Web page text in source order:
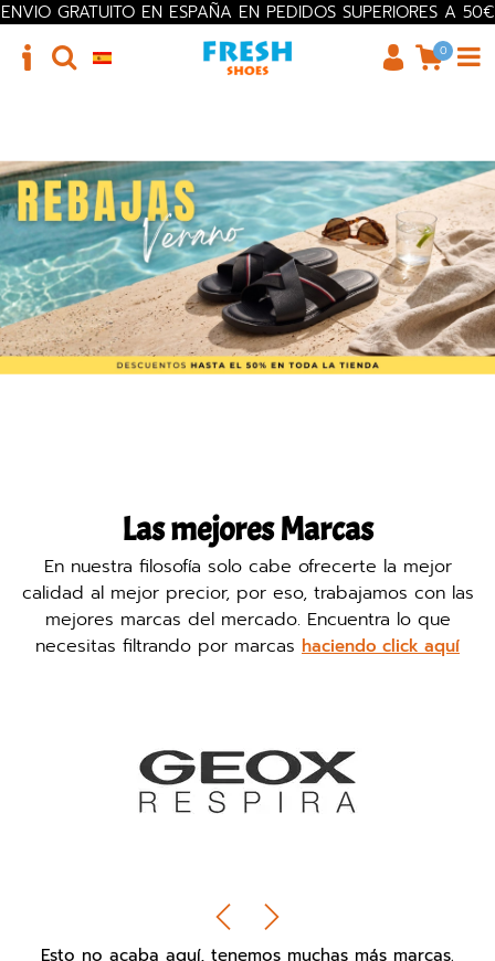
ENVIO GRATUITO EN ESPAÑA EN PEDIDOS SUPERIORES A 50€
0
Las mejores Marcas
En nuestra filosofía solo cabe ofrecerte la mejor
calidad al mejor precior, por eso, trabajamos con las
mejores marcas del mercado. Encuentra lo que
necesitas filtrando por marcas haciendo click aquí
Esto no acaba aquí, tenemos muchas más marcas.